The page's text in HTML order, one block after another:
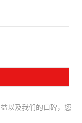
以及我们的口碑，您